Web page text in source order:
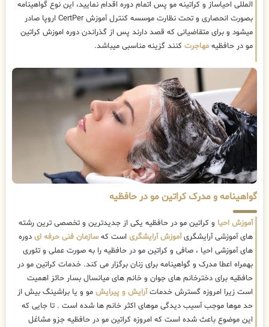
المللی احیاساز و کراتینه مو پس اتمام دوره اقدام نمایید، این نوع گواهینامه
بصورت انحصاری و تحت نظارت موسسه کنترل آموزش CertPer اروپا صادر
میشود و برای متقاضیانی که قصد دارند پس از گذراندن دوره اموزش کراتین
مو در حافظیه مهاجرت کنند گزینه مناسبی میباشد.
گواهینامه و مدرک کراتین مو در حافظیه
آموزش احیا و کراتین مو در حافظیه یکی از جدیدترین و تخصصی ترین رشته
های آموزشی آرایشگریآموزش آرایشگری است کهسازمان فنی حرفه ای دوره
های آموزشی احیا ، صافی و کراتین مو در حافظیه را به صورت عملی و تئوری
بهمراه اعطا مدرک و گواهینامه برای زنان برگزار می کند. خدمات کراتین مو در
حافظیه برای دخترخانم های جوان و خانم های میانسال بسار حائز اهمیت
است زیرا امروزه گسترش خدماتآرایش و پیرایش مو و یا براشینگ بیش از
حد موها موجب آسیب دیدگی موهای اکثر خانم ها شده است . تا جایی که
این موضوع باعث شده است که امروزه کراتین مو در حافظیه جزو مشاغل